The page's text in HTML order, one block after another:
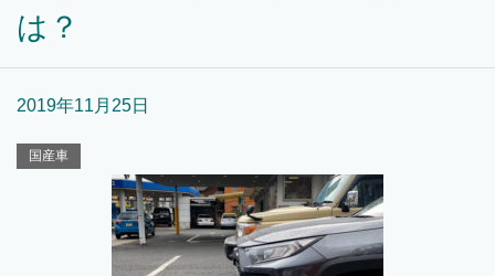
は？
2019年11月25日
国産車